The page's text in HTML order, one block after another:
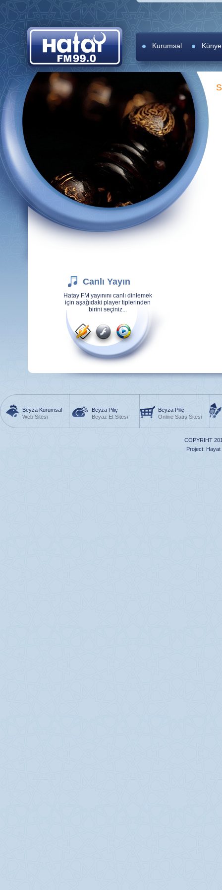
Kurumsal Künye
Canlı Yayın
Hatay FM yayınını canlı dinlemek
için aşağıdaki player tiplerinden
birini seçiniz...
Beyza Kurumsal
Web Sitesi
Beyza Piliç
Beyaz Et Sitesi
Beyza Piliç
Online Satış Sitesi
COPYRIHT
Project: Hayat